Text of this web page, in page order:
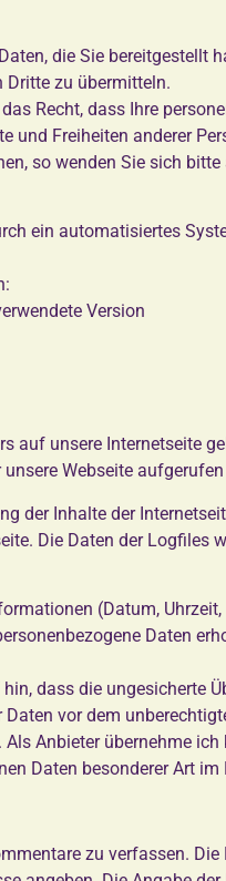
die Sie
Dritte zu übermitteln.
Recht, dass Ihre
und Freiheiten anderer
so wenden Sie sich
ein automatisiertes
Version
auf unsere Internetseite
Webseite
der Inhalte der
Die Daten der
(Datum,
Daten
dass die ungesicherte
vor dem
Anbieter übernehme
Daten besonderer Art im
zu verfassen.